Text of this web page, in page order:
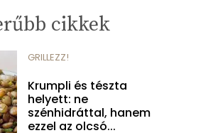
cikkek
GRILLEZZ!
Krumpli és tészta
helyett: ne
szénhidráttal, hanem
ezzel az olcsó...